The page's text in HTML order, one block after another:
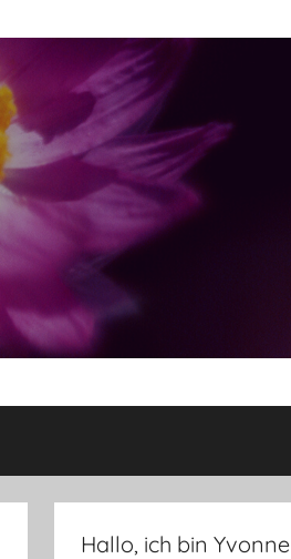
Hallo, ich bin Yvonne